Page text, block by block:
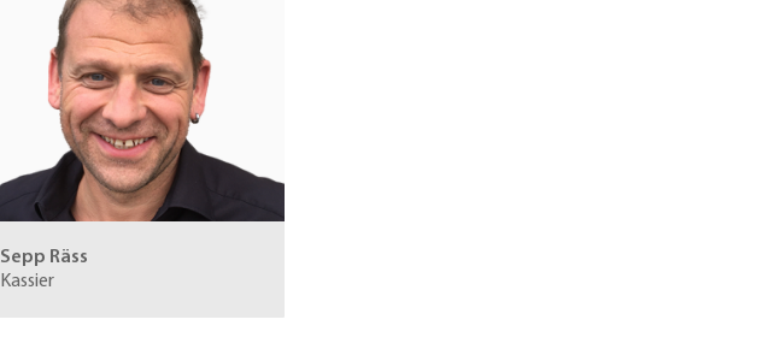
Sepp Räss
Kassier